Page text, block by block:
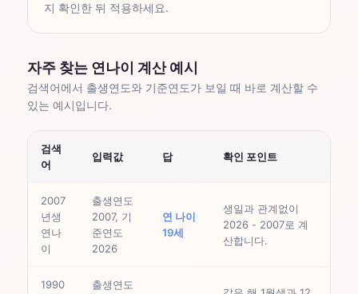
지 확인한 뒤 적용하세요.
자주 찾는 연나이 계산 예시
검색어에서 출생연도와 기준연도가 보일 때 바로 계산할 수
있는 예시입니다.
검색
어
입력값 답 확인 포인트
2007
년생
연나
이
출생연도
2007, 기
준연도
2026
연 나이
19세
생일과 관계없이
2026 - 2007로 계
산합니다.
1990 출생연도